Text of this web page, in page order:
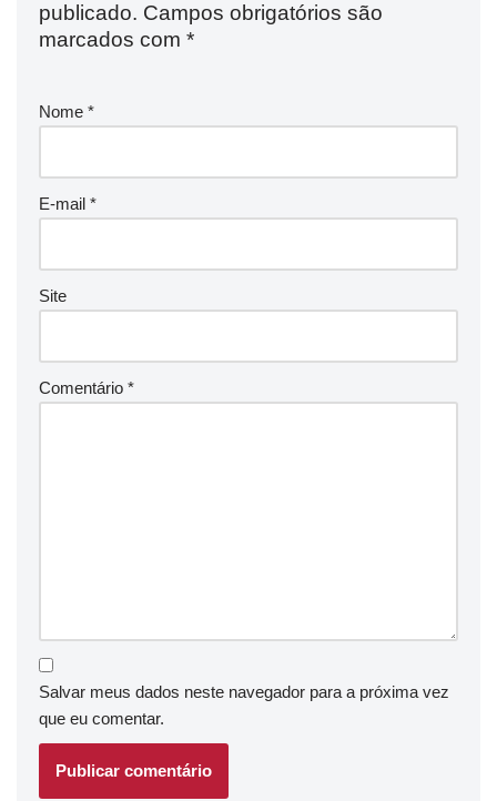
publicado. Campos obrigatórios são
marcados com *
Nome *
E-mail *
Site
Comentário *
Salvar meus dados neste navegador para a próxima vez
que eu comentar.